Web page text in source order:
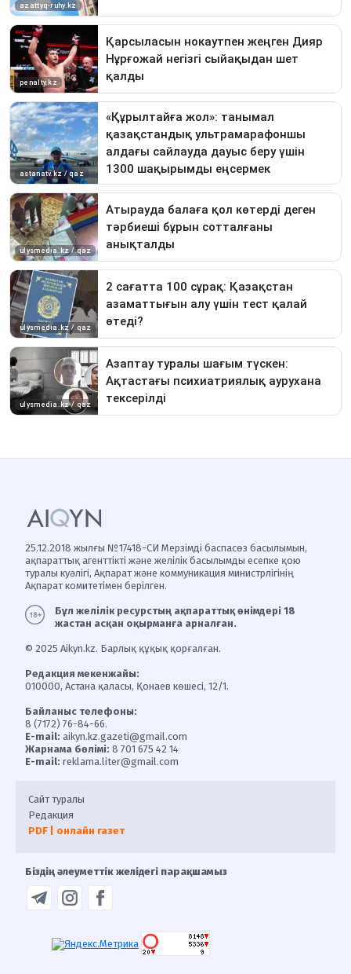
25.12.2018 жылғы №17418-СИ Мерзімді баспасөз басылымын,
ақпараттық агенттікті және желілік басылымды есепке қою
туралы куәлігі, Ақпарат және коммуникация министрлігінің
Ақпарат комитетімен берілген.
Бұл желілік ресурстың ақпараттық өнімдері 18
жастан асқан оқырманға арналған.
© 2025 Aikyn.kz. Барлық құқық қорғалған.
Редакция мекенжайы:
010000, Астана қаласы, Қонаев көшесі, 12/1.
Байланыс телефоны:
8 (7172) 76-84-66.
E-mail: aikyn.kz.gazeti@gmail.com
Жарнама бөлімі: 8 701 675 42 14
E-mail: reklama.liter@gmail.com
Сайт туралы
Редакция
PDF | онлайн газет
Біздің әлеуметтік желідегі парақшамыз